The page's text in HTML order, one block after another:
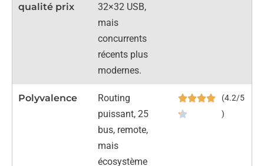
qualité prix
32×32 USB,
mais
concurrents
récents plus
modernes.
Polyvalence
Routing
puissant, 25
bus, remote,
mais
écosystème
(4.2/5
)